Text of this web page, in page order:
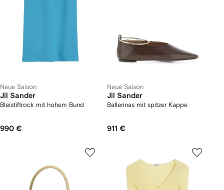
Neue Saison
Jil Sander
Bleistiftrock mit hohem Bund
990 €
Neue Saison
Jil Sander
Ballerinas mit spitzer Kappe
911 €